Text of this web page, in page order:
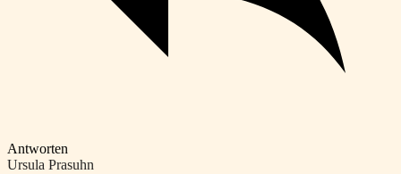
Antworten
Ursula Prasuhn